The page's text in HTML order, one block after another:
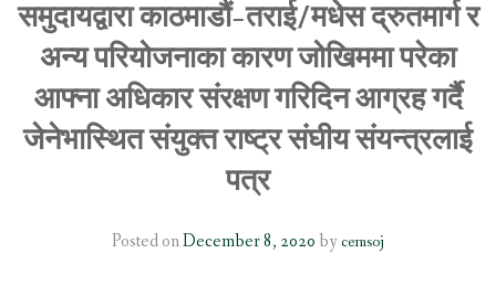
ADVOCACY CAMPAIGNS
SOCIO-ECONOMIC EMPOWERMENT
SOLAR IRRIGATION PUMP DISTRIBUTION IN GULARIYA
AND MADHUWAN, BARDIYA (CBREP PHASE 4)
समुदायद्वारा काठमाडौं-तराई/मधेस द्रुतमार्ग र
अन्य परियोजनाका कारण जोखिममा परेका
आफ्ना अधिकार संरक्षण गरिदिन आग्रह गर्दै
जेनेभास्थित संयुक्त राष्ट्र संघीय संयन्त्रलाई
पत्र
Posted onDecember 8, 2020by cemsoj